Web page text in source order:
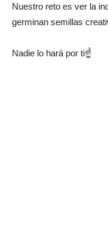
Nuestro reto es ver la
germinan semillas
Nadie lo hará por ti☝️